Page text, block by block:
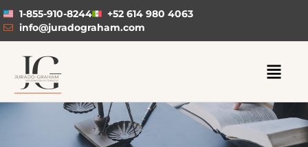
1-855-910-8244
+52 614 980 4063
info@juradograham.com